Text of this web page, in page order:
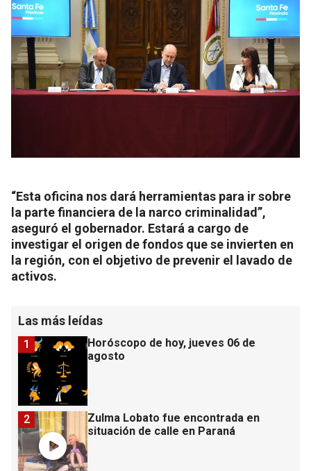
“Esta oficina nos dará herramientas para ir sobre
la parte financiera de la narco criminalidad”,
aseguró el gobernador. Estará a cargo de
investigar el origen de fondos que se invierten en
la región, con el objetivo de prevenir el lavado de
activos.
Las más leídas
Horóscopo de hoy, jueves 06 de
agosto
1
Zulma Lobato fue encontrada en
situación de calle en Paraná
2